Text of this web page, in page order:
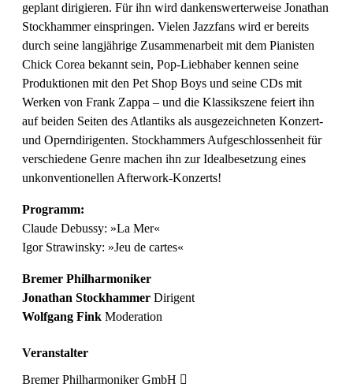
geplant dirigieren. Für ihn wird dankenswerterweise Jonathan
Stockhammer einspringen. Vielen Jazzfans wird er bereits
durch seine langjährige Zusammenarbeit mit dem Pianisten
Chick Corea bekannt sein, Pop-Liebhaber kennen seine
Produktionen mit den Pet Shop Boys und seine CDs mit
Werken von Frank Zappa – und die Klassikszene feiert ihn
auf beiden Seiten des Atlantiks als ausgezeichneten Konzert-
und Operndirigenten. Stockhammers Aufgeschlossenheit für
verschiedene Genre machen ihn zur Idealbesetzung eines
unkonventionellen Afterwork-Konzerts!
Programm:
Claude Debussy: »La Mer«
Igor Strawinsky: »Jeu de cartes«
Bremer Philharmoniker
Jonathan Stockhammer Dirigent
Wolfgang Fink Moderation
Veranstalter
Bremer Philharmoniker GmbH